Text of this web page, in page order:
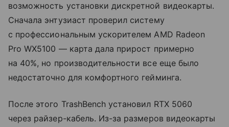
возможность установки дискретной видеокарты.
Сначала энтузиаст проверил систему
с профессиональным ускорителем AMD Radeon
Pro WX5100 — карта дала прирост примерно
на 40%, но производительности все еще было
недостаточно для комфортного гейминга.
После этого TrashBench установил RTX 5060
через райзер-кабель. Из-за размеров видеокарты